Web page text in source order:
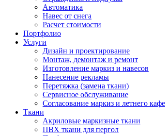
Автоматика
Навес от снега
Расчет стоимости
Портфолио
Услуги
Дизайн и проектирование
Монтаж, демонтаж и ремонт
Изготовление маркиз и навесов
Нанесение рекламы
Перетяжка (замена ткани)
Сервисное обслуживание
Согласование маркиз и летнего кафе
Ткани
Акриловые маркизные ткани
ПВХ ткани для пергол